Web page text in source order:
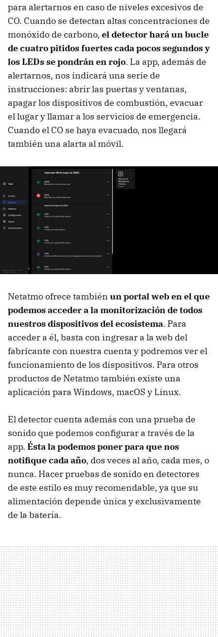
para alertarnos en caso de niveles excesivos de
CO. Cuando se detectan altas concentraciones de
monóxido de carbono, el detector hará un bucle
de cuatro pitidos fuertes cada pocos segundos y
los LEDs se pondrán en rojo. La app, además de
alertarnos, nos indicará una serie de
instrucciones: abrir las puertas y ventanas,
apagar los dispositivos de combustión, evacuar
el lugar y llamar a los servicios de emergencia.
Cuando el CO se haya evacuado, nos llegará
también una alarta al móvil.
Netatmo ofrece también un portal web en el que
podemos acceder a la monitorización de todos
nuestros dispositivos del ecosistema. Para
acceder a él, basta con ingresar a la web del
fabricante con nuestra cuenta y podremos ver el
funcionamiento de los dispositivos. Para otros
productos de Netatmo también existe una
aplicación para Windows, macOS y Linux.
El detector cuenta además con una prueba de
sonido que podemos configurar a través de la
app. Ésta la podemos poner para que nos
notifique cada año, dos veces al año, cada mes, o
nunca. Hacer pruebas de sonido en detectores
de este estilo es muy recomendable, ya que su
alimentación depende única y exclusivamente
de la batería.